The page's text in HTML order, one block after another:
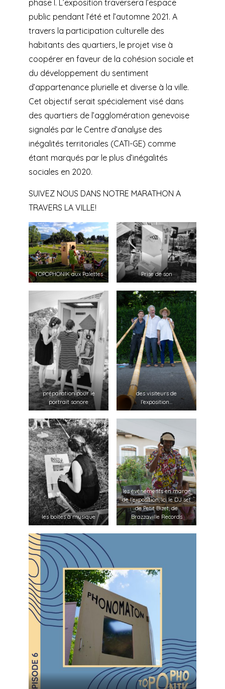
phase I. L’exposition traversera l’espace
public pendant l’été et l’automne 2021. A
travers la participation culturelle des
habitants des quartiers, le projet vise à
coopérer en faveur de la cohésion sociale et
du développement du sentiment
d’appartenance plurielle et diverse à la ville.
Cet objectif serait spécialement visé dans
des quartiers de l’agglomération genevoise
signalés par le Centre d’analyse des
inégalités territoriales (CATI-GE) comme
étant marqués par le plus d’inégalités
sociales en 2020.
SUIVEZ NOUS DANS NOTRE MARATHON A
TRAVERS LA VILLE!
TOPOPHONIK aux Palettes Prise de son
préparation pour le
portrait sonore
des visiteurs de
l’exposition…
les boîtes à musique
les événements en marge
de l’exposition, ici le DJ set
de Petit Bizet, de
Brazzaville Records